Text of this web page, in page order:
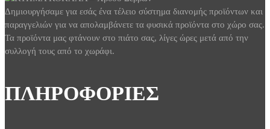
Δημιουργήσαμε για εσάς ένα τέλειο σύστημα διανομής προϊόντων και
παραγγελιών για να απολαμβάνετε τα φυσικά προϊόντα στο χώρο σας.
Τα προϊόντα μας φτάνουν στο πιάτο σας, λίγες ώρες μετά από την
συλλογή τους από το χωράφι.
ΠΛΗΡΟΦΟΡΙΕΣ